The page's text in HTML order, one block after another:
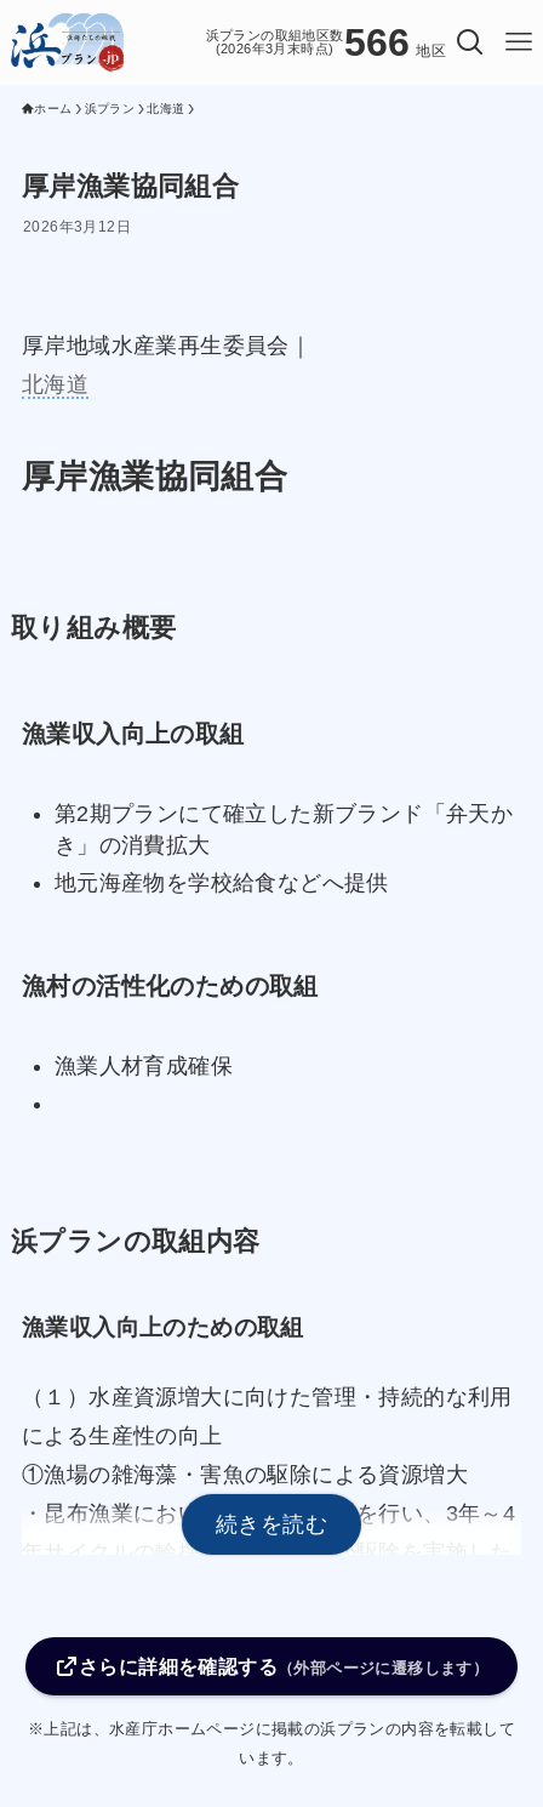
浜プランの取組地区数
(2026年3月末時点)
566 地区
ホーム 浜プラン 北海道
厚岸漁業協同組合
2026年3月12日
厚岸地域水産業再生委員会｜
北海道
厚岸漁業協同組合
取り組み概要
漁業収入向上の取組
第2期プランにて確立した新ブランド「弁天か
き」の消費拡大
地元海産物を学校給食などへ提供
漁村の活性化のための取組
漁業人材育成確保
浜プランの取組内容
漁業収入向上のための取組
（１）水産資源増大に向けた管理・持続的な利用
による生産性の向上
①漁場の雑海藻・害魚の駆除による資源増大
・昆布漁業において雑海藻の駆除を行い、3年～4
年サイクルの輪採操業とするほか駆除を実施した
・あさりやほたての害敵駆除のため、水産多面的
調査や資源量調査を実施し、漁場環境保全に努め
さらに詳細を確認する （外部ページに遷移します）
※上記は、水産庁ホームページに掲載の浜プランの内容を転載して
います。